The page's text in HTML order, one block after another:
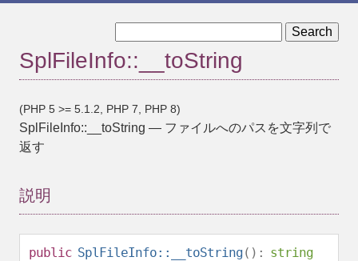
SplFileInfo::__toString
(PHP 5 >= 5.1.2, PHP 7, PHP 8)
SplFileInfo::__toString — ファイルへのパスを文字列で
返す
説明
public SplFileInfo::__toString(): string